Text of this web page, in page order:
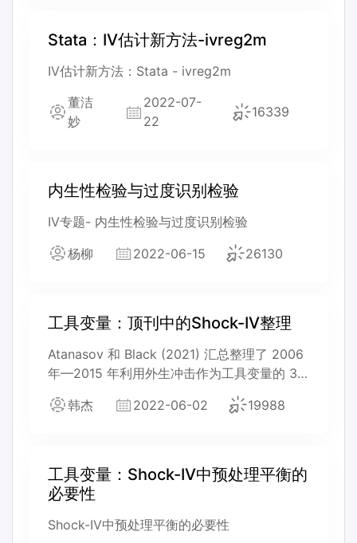
Stata：IV估计新方法-ivreg2m
IV估计新方法：Stata - ivreg2m
董洁
妙
2022-07-
22
16339
内生性检验与过度识别检验
IV专题- 内生性检验与过度识别检验
杨柳
2022-06-15 26130
工具变量：顶刊中的Shock-IV整理
Atanasov 和 Black (2021) 汇总整理了 2006
年—2015 年利用外生冲击作为工具变量的 32
篇文章，这些文章涵盖 24 种不同冲击类型。
本文将对这 32 篇文章涉及的各类冲击事件、
韩杰 2022-06-02 19988
工具变量：Shock-IV中预处理平衡的
必要性
Shock-IV中预处理平衡的必要性